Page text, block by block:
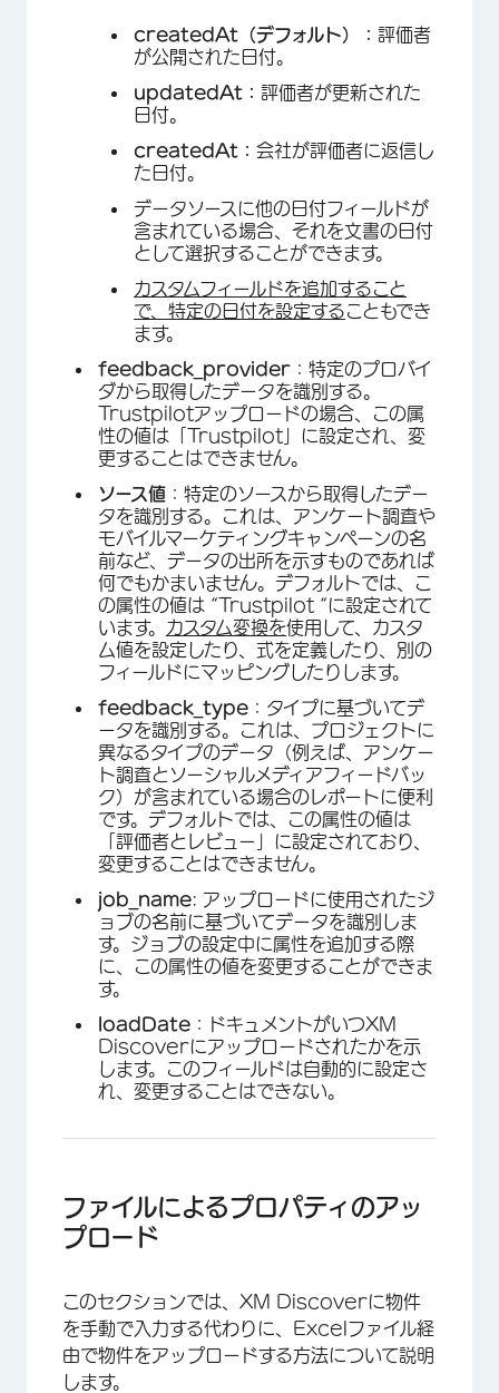
createdAt（デフォルト）： 評価者
が公開された日付。
updatedAt： 評価者が更新された
日付。
createdAt： 会社が評価者に返信し
た日付。
データソースに他の日付フィールドが
含まれている場合、それを文書の日付
として選択することができます。
カスタムフィールドを追加すること
で、特定の日付を設定することもでき
ます。
feedback_provider ：特定のプロバイ
ダから取得したデータを識別する。
Trustpilotアップロードの場合、この属
性の値は「Trustpilot」に設定され、変
更することはできません。
ソース値 ：特定のソースから取得したデー
タを識別する。これは、アンケート調査や
モバイルマーケティングキャンペーンの名
前など、データの出所を示すものであれば
何でもかまいません。デフォルトでは、こ
の属性の値は “Trustpilot “に設定されて
います。 カスタム変換を使用して、カスタ
ム値を設定したり、式を定義したり、別の
フィールドにマッピングしたりします。
feedback_type ：タイプに基づいてデ
ータを識別する。これは、プロジェクトに
異なるタイプのデータ（例えば、アンケー
ト調査とソーシャルメディアフィードバッ
ク）が含まれている場合のレポートに便利
です。デフォルトでは、この属性の値は
「評価者とレビュー」に設定されており、
変更することはできません。
job_name: アップロードに使用されたジ
ョブの名前に基づいてデータを識別しま
す。ジョブの設定中に属性を追加する際
に、この属性の値を変更することができま
す。
loadDate ：ドキュメントがいつXM
Discoverにアップロードされたかを示
します。このフィールドは自動的に設定さ
れ、変更することはできない。
ファイルによるプロパティのアッ
プロード
このセクションでは、XM Discoverに物件
を手動で入力する代わりに、Excelファイル経
由で物件をアップロードする方法について説明
します。